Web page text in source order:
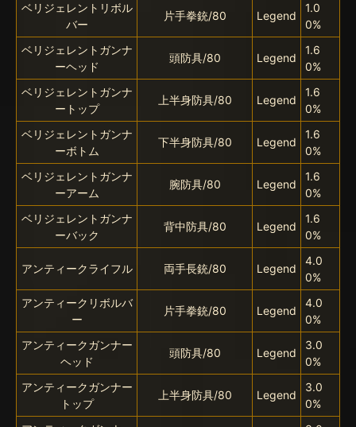
ベリジェレントリボル
バー
片手拳銃/80 Legend
1.0
0%
ベリジェレントガンナ
ーヘッド
頭防具/80 Legend
1.6
0%
ベリジェレントガンナ
ートップ
上半身防具/80 Legend
1.6
0%
ベリジェレントガンナ
ーボトム
下半身防具/80 Legend
1.6
0%
ベリジェレントガンナ
ーアーム
腕防具/80 Legend
1.6
0%
ベリジェレントガンナ
ーバック
背中防具/80 Legend
1.6
0%
アンティークライフル 両手長銃/80 Legend
4.0
0%
アンティークリボルバ
ー
片手拳銃/80 Legend
4.0
0%
アンティークガンナー
ヘッド
頭防具/80 Legend
3.0
0%
アンティークガンナー
トップ
上半身防具/80 Legend
3.0
0%